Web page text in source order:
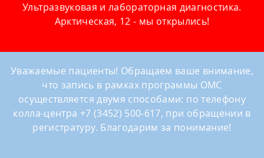
Ультразвуковая и лабораторная диагностика.
Арктическая, 12 - мы открылись!
Уважаемые пациенты! Обращаем ваше внимание,
что запись в рамках программы ОМС
осуществляется двумя способами: по телефону
колла-центра +7 (3452) 500-617, при обращении в
регистратуру. Благодарим за понимание!